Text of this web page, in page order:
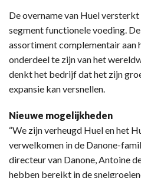
De overname van Huel
segment functionele voeding.
assortiment complementair
onderdeel te zijn van het
denkt het bedrijf dat het zijn
expansie kan versnellen.
Nieuwe mogelijkheden
“We zijn verheugd Huel en het
verwelkomen in de Danone-
directeur van Danone, Antoine
hebben bereikt in de